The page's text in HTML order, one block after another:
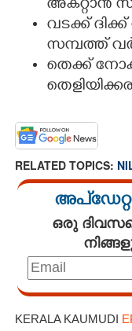
അകറ്റാൻ
വടക്ക്
സമ്പത്ത്
തെക്ക്
RELATED TOPICS:
ഒരു
KERALA KAUMUDI